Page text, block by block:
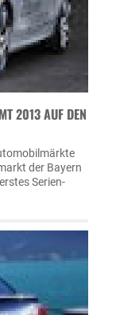
2013 AUF DEN
der Bayern
Serien-